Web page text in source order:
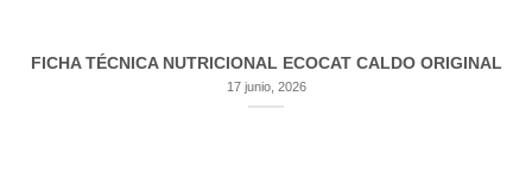
FICHA TÉCNICA NUTRICIONAL ECOCAT CALDO ORIGINAL
17 junio, 2026